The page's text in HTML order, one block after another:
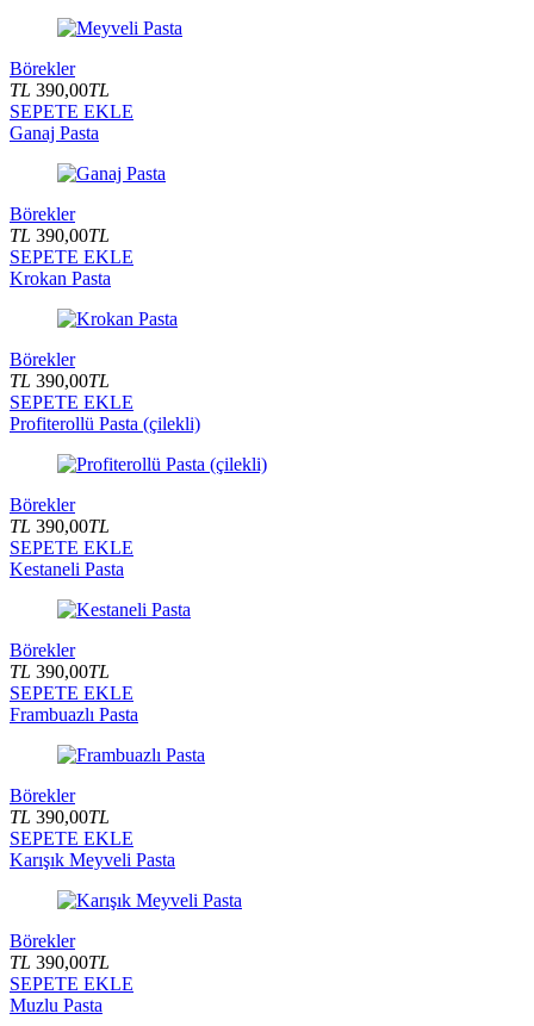
Börekler
TL 390,00TL
SEPETE EKLE
Ganaj Pasta
Börekler
TL 390,00TL
SEPETE EKLE
Krokan Pasta
Börekler
TL 390,00TL
SEPETE EKLE
Profiterollü Pasta (çilekli)
Börekler
TL 390,00TL
SEPETE EKLE
Kestaneli Pasta
Börekler
TL 390,00TL
SEPETE EKLE
Frambuazlı Pasta
Börekler
TL 390,00TL
SEPETE EKLE
Karışık Meyveli Pasta
Börekler
TL 390,00TL
SEPETE EKLE
Muzlu Pasta